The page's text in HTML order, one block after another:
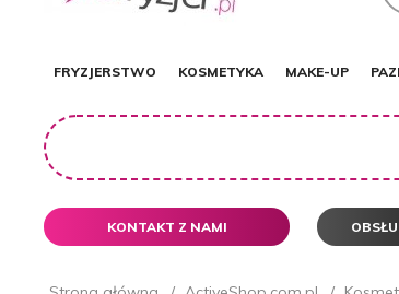
FRYZJERSTWO KOSMETYKA MAKE-UP
KONTAKT Z NAMI